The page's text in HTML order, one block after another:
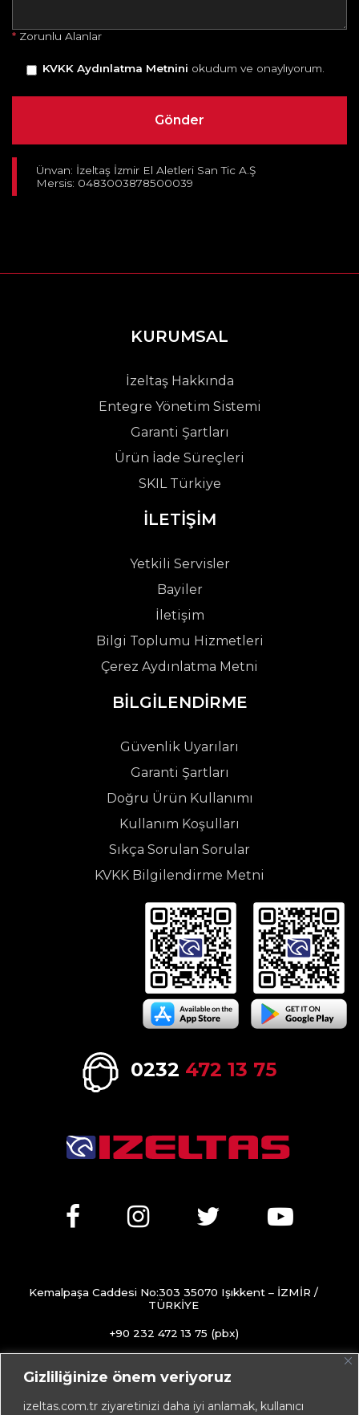
Gizliliğinize önem veriyoruz
izeltas.com.tr ziyaretinizi daha iyi anlamak, kullanıcı
* Zorunlu Alanlar
KVKK Aydınlatma Metnini okudum ve onaylıyorum.
Ünvan: İzeltaş İzmir El Aletleri San Tic A.Ş
Mersis: 0483003878500039
KURUMSAL
İzeltaş Hakkında
Entegre Yönetim Sistemi
Garanti Şartları
Ürün İade Süreçleri
SKIL Türkiye
İLETİŞİM
Yetkili Servisler
Bayiler
İletişim
Bilgi Toplumu Hizmetleri
Çerez Aydınlatma Metni
BİLGİLENDİRME
Güvenlik Uyarıları
Garanti Şartları
Doğru Ürün Kullanımı
Kullanım Koşulları
Sıkça Sorulan Sorular
KVKK Bilgilendirme Metni
0232 472 13 75
Kemalpaşa Caddesi No:303 35070 Işıkkent – İZMİR /
TÜRKİYE
+90 232 472 13 75 (pbx)
info@izeltas.com.tr